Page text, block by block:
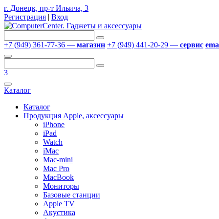
г. Донецк, пр-т Ильича, 3
Регистрация | Вход
+7 (949) 361-77-36 — магазин +7 (949) 441-20-29 — сервис
3
Каталог
Каталог
Продукция Apple, аксессуары
iPhone
iPad
Watch
iMac
Mac-mini
Mac Pro
MacBook
Мониторы
Базовые станции
Apple TV
Акустика